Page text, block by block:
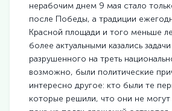
нерабочим днем 9 мая стало
после Победы, а традиции
Красной площади и того меньше
более актуальными казались
разрушенного на треть
возможно, были политические
интересно другое: кто были те
которые решили, что они не